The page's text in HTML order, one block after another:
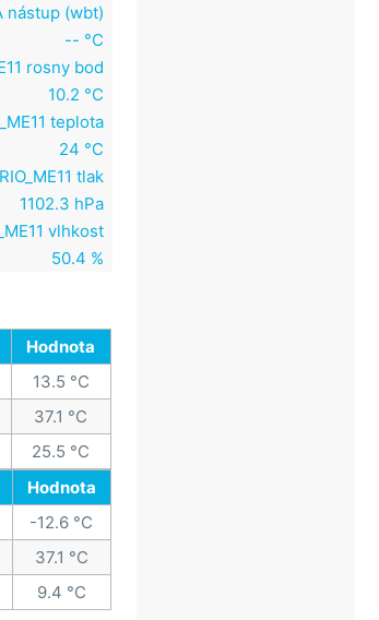
nástup (wbt)
-- °C
rosny bod
10.2 °C
teplota
24 °C
tlak
1102.3 hPa
vlhkost
50.4 %
Hodnota
13.5 °C
37.1 °C
25.5 °C
Hodnota
-12.6 °C
37.1 °C
9.4 °C